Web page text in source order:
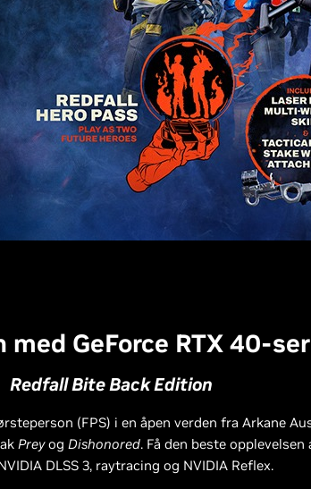
med GeForce RTX 40-
Redfall Bite Back Edition
(FPS) i en åpen verden fra Arkane
Preyog Dishonored. Få den beste opplevelsen
DLSS 3, raytracing og NVIDIA Reflex.